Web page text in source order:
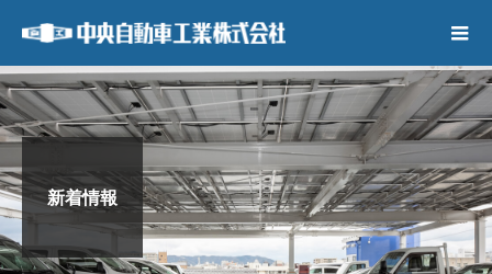
新着情報